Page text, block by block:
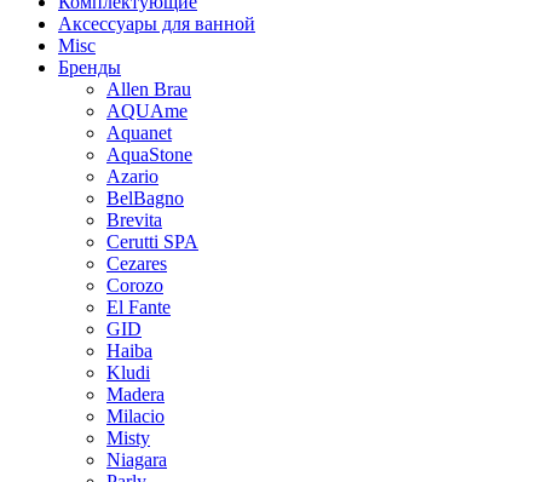
Аксессуары для ванной
Misc
Бренды
Allen Brau
AQUAme
Aquanet
AquaStone
Azario
BelBagno
Brevita
Cerutti SPA
Cezares
Corozo
El Fante
GID
Haiba
Kludi
Madera
Milacio
Misty
Niagara